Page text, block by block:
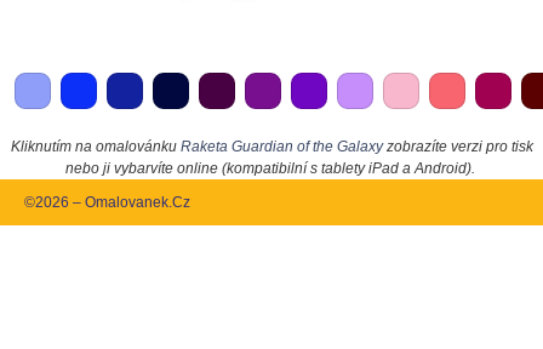
Kliknutím na omalovánku Raketa Guardian of the Galaxyzobrazíte verzi pro tisk
nebo ji vybarvíte online (kompatibilní s tablety iPad a Android).
©2026 – Omalovanek.Cz